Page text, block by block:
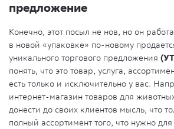
предложение
Конечно, этот посыл не нов, но он
в новой «упаковке» по-новому
уникального торгового предложения
понять, что это товар, услуга,
есть только и исключительно у вас.
интернет-магазин товаров для
донести до своих клиентов мысль, что
полный ассортимент того, что нужно